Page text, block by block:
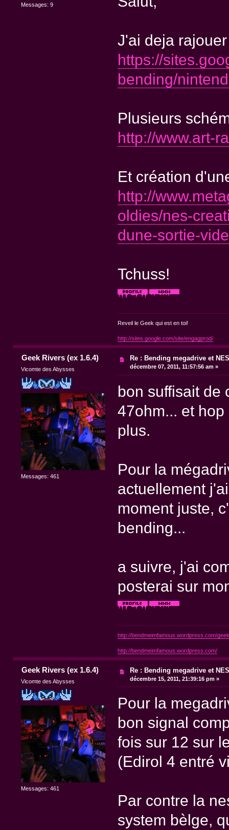
Messages: 9
J'ai deja
https://
bending/
Plusieurs
http://www.art-
Et création
http://
oldies/nes-
dune-sortie-
Tchuss!
Reveil le Geek qui est en toi!
http://sites.google.com/site/engagprod/
Geek Rivers (ex 1.6.4)
Vicomte des Abysses
Messages: 461
Re : Bending megadrive et
décembre 07, 2011, 11:57:56 am »
bon suffisait de
47ohm... et
plus.
Pour la
actuellement
moment juste,
bending...
a suivre, j'ai
posterai sur
http://bendmeimfamous.wordpress.com/
http://bendmeimfamous.wordpress.com/
Geek Rivers (ex 1.6.4)
Vicomte des Abysses
Messages: 461
Re : Bending megadrive et
décembre 15, 2011, 21:39:16 pm »
Pour la
bon signal
fois sur 12 sur
(Edirol 4 entré
Par contre la
system bèlge,